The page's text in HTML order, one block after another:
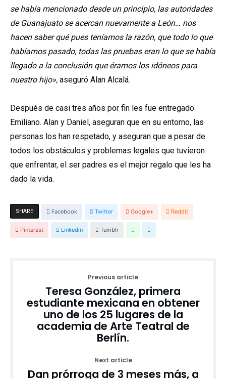
se había mencionado desde un principio, las autoridades
de Guanajuato se acercan nuevamente a León… nos
hacen saber qué pues teníamos la razón, que todo lo que
habíamos pasado, todas las pruebas eran lo que se había
llegado a la conclusión que éramos los idóneos para
nuestro hijo», aseguró Alan Alcalá.
Después de casi tres años por fin les fue entregado
Emiliano. Alan y Daniel, aseguran que en su entorno, las
personas los han respetado, y aseguran que a pesar de
todos los obstáculos y problemas legales que tuvieron
que enfrentar, el ser padres es el mejor regalo que les ha
dado la vida.
SHARE Facebook Twitter Google+ Reddit
Pinterest Linkedin Tumblr
Previous article
Teresa González, primera
estudiante mexicana en obtener
uno de los 25 lugares de la
academia de Arte Teatral de
Berlín.
Next article
Dan prórroga de 3 meses más, a